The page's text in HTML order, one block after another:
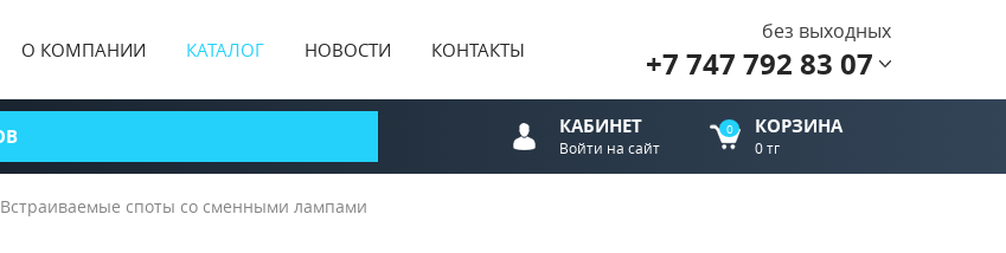
О КОМПАНИИ КАТАЛОГ НОВОСТИ КОНТАКТЫ
без выходных
+7 747 792 83 07
КАБИНЕТ
Войти на сайт
КОРЗИНА
0 тг
0
Встраиваемые споты со сменными лампами